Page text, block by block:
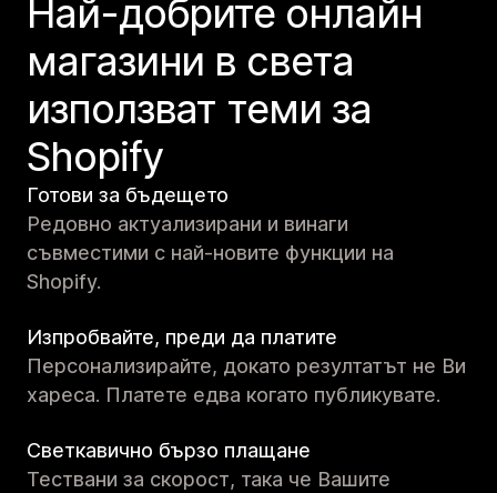
Най-добрите онлайн
магазини в света
използват теми за
Shopify
Готови за бъдещето
Редовно актуализирани и винаги
съвместими с най-новите функции на
Shopify.
Изпробвайте, преди да платите
Персонализирайте, докато резултатът не Ви
хареса. Платете едва когато публикувате.
Светкавично бързо плащане
Тествани за скорост, така че Вашите